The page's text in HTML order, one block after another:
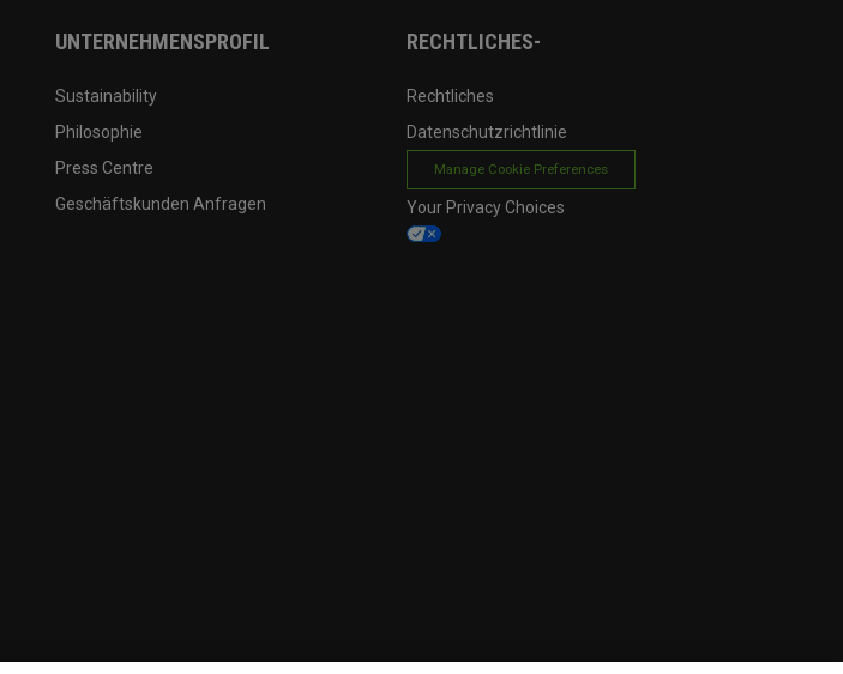
UNTERNEHMENSPROFIL
Sustainability
Philosophie
Press Centre
Geschäftskunden Anfragen
RECHTLICHES-
Rechtliches
Datenschutzrichtlinie
Manage Cookie Preferences
Your Privacy Choices